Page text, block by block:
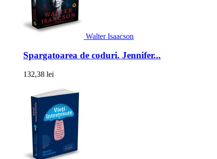
Walter Isaacson
Spargatoarea de coduri. Jennifer...
132,38 lei